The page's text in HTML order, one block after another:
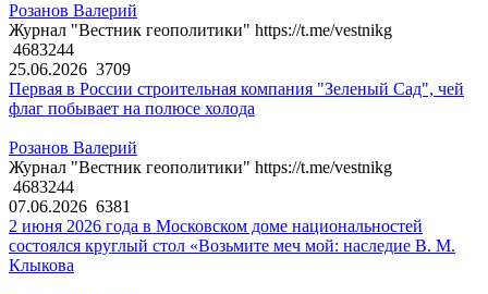
Розанов Валерий
Журнал "Вестник геополитики" https://t.me/vestnikg
4683244
25.06.2026 3709
Первая в России строительная компания "Зеленый Сад", чей
флаг побывает на полюсе холода
Розанов Валерий
Журнал "Вестник геополитики" https://t.me/vestnikg
4683244
07.06.2026 6381
2 июня 2026 года в Московском доме национальностей
состоялся круглый стол «Возьмите меч мой: наследие В. М.
Клыкова